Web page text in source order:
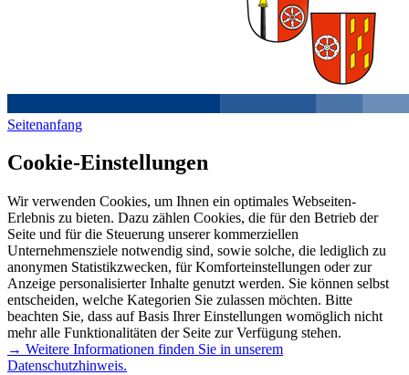
Seitenanfang
Cookie-Einstellungen
Wir verwenden Cookies, um Ihnen ein optimales Webseiten-
Erlebnis zu bieten. Dazu zählen Cookies, die für den Betrieb der
Seite und für die Steuerung unserer kommerziellen
Unternehmensziele notwendig sind, sowie solche, die lediglich zu
anonymen Statistikzwecken, für Komforteinstellungen oder zur
Anzeige personalisierter Inhalte genutzt werden. Sie können selbst
entscheiden, welche Kategorien Sie zulassen möchten. Bitte
beachten Sie, dass auf Basis Ihrer Einstellungen womöglich nicht
mehr alle Funktionalitäten der Seite zur Verfügung stehen.
→ Weitere Informationen finden Sie in unserem
Datenschutzhinweis.